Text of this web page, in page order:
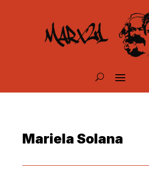
Mariela Solana